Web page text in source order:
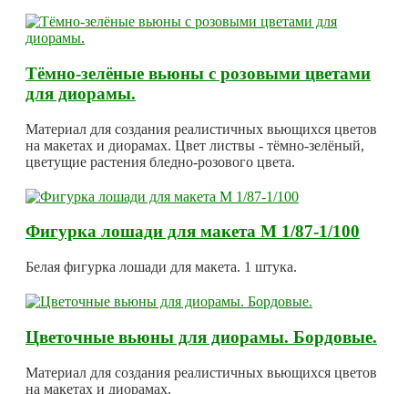
Тёмно-зелёные вьюны с розовыми цветами
для диорамы.
Материал для создания реалистичных вьющихся цветов
на макетах и диорамах. Цвет листвы - тёмно-зелёный,
цветущие растения бледно-розового цвета.
Фигурка лошади для макета М 1/87-1/100
Белая фигурка лошади для макета. 1 штука.
Цветочные вьюны для диорамы. Бордовые.
Материал для создания реалистичных вьющихся цветов
на макетах и диорамах.